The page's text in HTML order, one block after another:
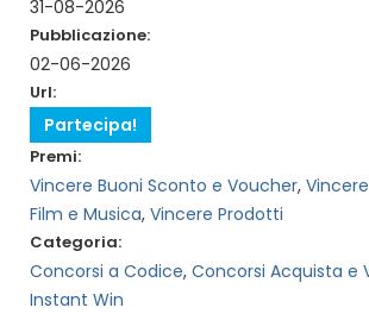
31-08-2026
Pubblicazione:
02-06-2026
Url:
Partecipa!
Premi:
Vincere Buoni Sconto e Voucher,
Film e Musica, Vincere Prodotti
Categoria:
Concorsi a Codice, Concorsi Acquista e
Instant Win